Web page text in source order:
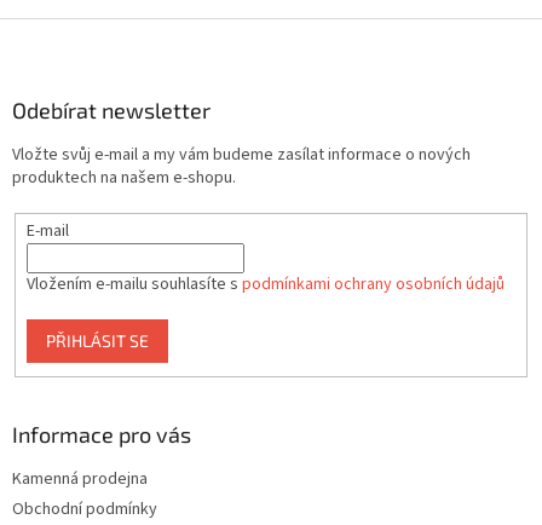
Odebírat newsletter
Vložte svůj e-mail a my vám budeme zasílat informace o nových
produktech na našem e-shopu.
E-mail
Vložením e-mailu souhlasíte s podmínkami ochrany osobních údajů
PŘIHLÁSIT SE
Informace pro vás
Kamenná prodejna
Obchodní podmínky